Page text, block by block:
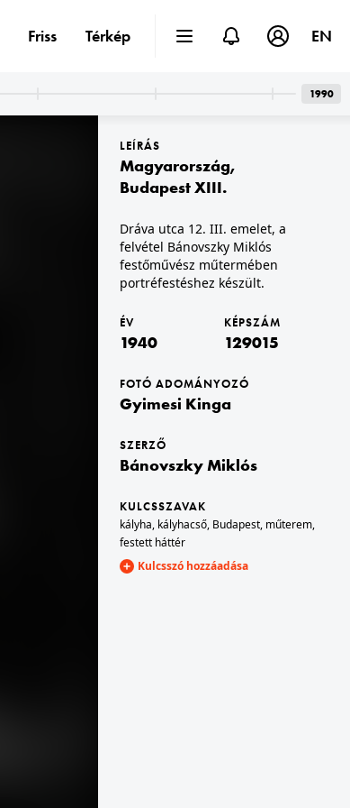
1940 · Budapest XI. · Budaörsi repülőtér
a Horthy Miklós Nemzeti Repülő Alap kiképző kerete iskolarepülőgépükkel, Bücker Bü 131 "Jungmann" repülőgép. Leltári jelzet: 1366
1940
LEÍRÁS
Magyarország,
Budapest XIII.
Dráva utca 12. III. emelet, a
felvétel Bánovszky Miklós
festőművész műtermében
portréfestéshez készült.
ÉV
1940
KÉPSZÁM
129015
FOTÓ ADOMÁNYOZÓ
Gyimesi Kinga
SZERZŐ
Bánovszky Miklós
KULCSSZAVAK
kályha, kályhacső, Budapest, műterem,
festett háttér
Kulcsszó hozzáadása
Friss Térkép EN
1990